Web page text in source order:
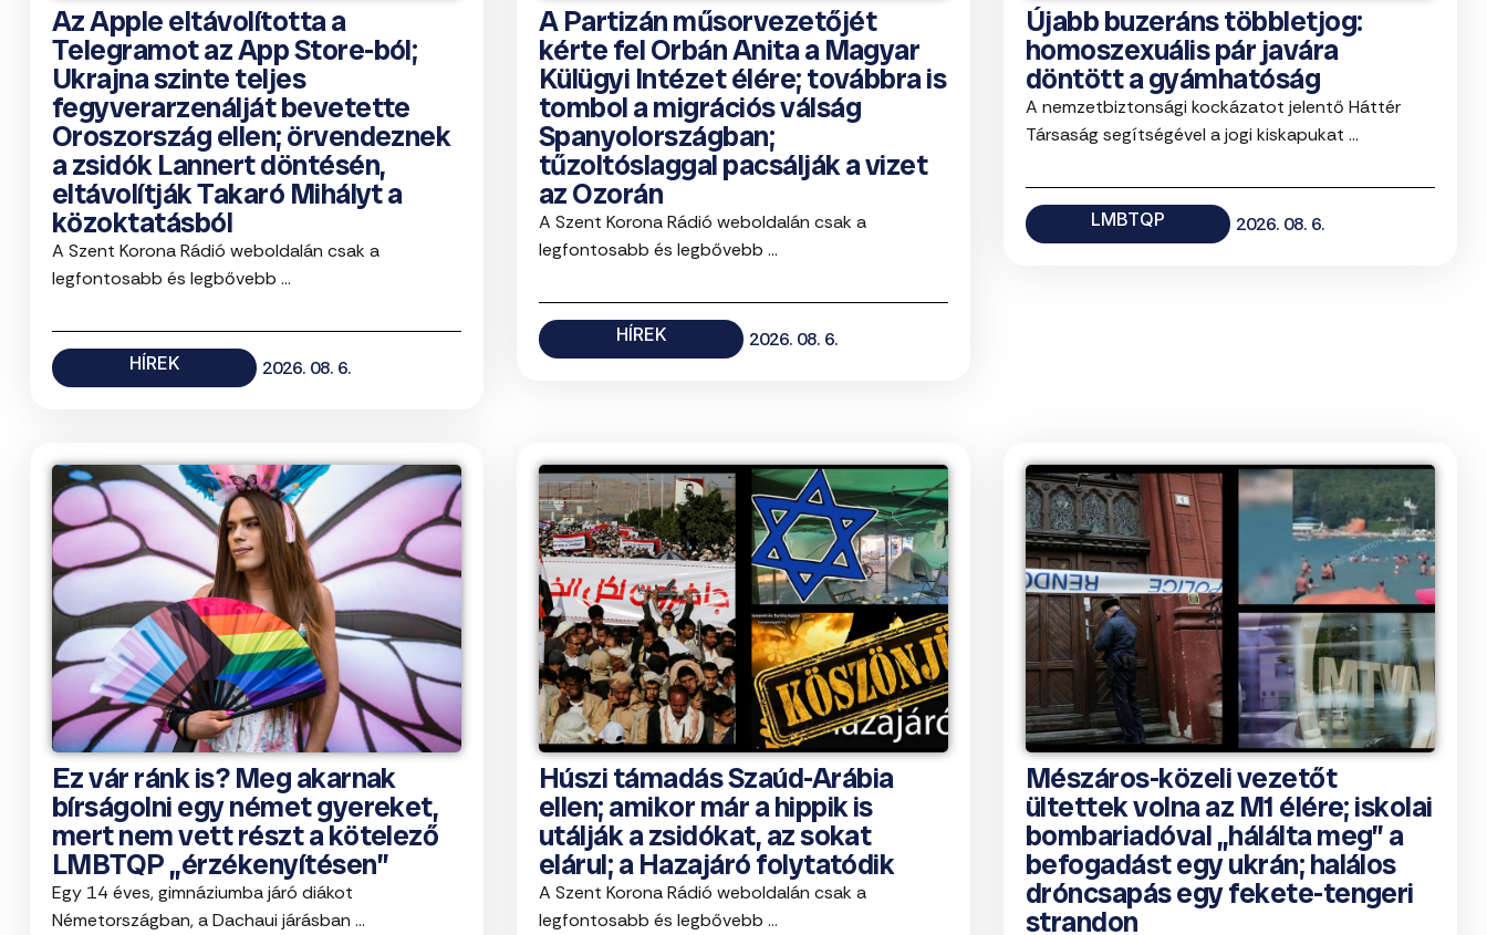
Az Apple eltávolította a
Telegramot az App Store-ból;
Ukrajna szinte teljes
fegyverarzenálját bevetette
Oroszország ellen; örvendeznek
a zsidók Lannert döntésén,
eltávolítják Takaró Mihályt a
közoktatásból
A Szent Korona Rádió weboldalán csak a
legfontosabb és legbővebb ...
HÍREK 2026. 08. 6.
A Partizán műsorvezetőjét
kérte fel Orbán Anita a Magyar
Külügyi Intézet élére; továbbra is
tombol a migrációs válság
Spanyolországban;
tűzoltóslaggal pacsálják a vizet
az Ozorán
A Szent Korona Rádió weboldalán csak a
legfontosabb és legbővebb ...
HÍREK 2026. 08. 6.
Újabb buzeráns többletjog:
homoszexuális pár javára
döntött a gyámhatóság
A nemzetbiztonsági kockázatot jelentő Háttér
Társaság segítségével a jogi kiskapukat ...
LMBTQP 2026. 08. 6.
Ez vár ránk is? Meg akarnak
bírságolni egy német gyereket,
mert nem vett részt a kötelező
LMBTQP „érzékenyítésen”
Egy 14 éves, gimnáziumba járó diákot
Németországban, a Dachaui járásban ...
Húszi támadás Szaúd-Arábia
ellen; amikor már a hippik is
utálják a zsidókat, az sokat
elárul; a Hazajáró folytatódik
A Szent Korona Rádió weboldalán csak a
legfontosabb és legbővebb ...
Mészáros-közeli vezetőt
ültettek volna az M1 élére; iskolai
bombariadóval „hálálta meg” a
befogadást egy ukrán; halálos
dróncsapás egy fekete-tengeri
strandon